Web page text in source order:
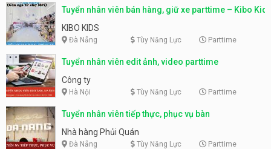
Tuyển nhân viên bán hàng, giữ xe parttime – Kibo Kid
KIBO KIDS
Đà Nẵng Tùy Năng Lực Parttime
Tuyển nhân viên edit ảnh, video parttime
Công ty
Hà Nội Tùy Năng Lực Parttime
Tuyển nhân viên tiếp thực, phục vụ bàn
Nhà hàng Phủi Quán
Đà Nẵng Tùy Năng Lực Parttime